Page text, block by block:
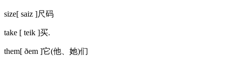
size[ saiz ]尺码
take [ teik ]买.
them[ ðem ]它(他、她)们